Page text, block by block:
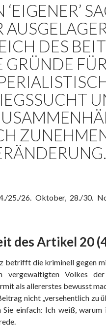
‘EIGENER’
DES
GRÜNDE FÜR
25./26. Oktober, 28./30.
des Artikel 20
betrifft die kriminell gegen
vergewaltigten Volkes
als allererstes bewusst
nicht „versehentlich zu
Sie einfach: Ich weiß,